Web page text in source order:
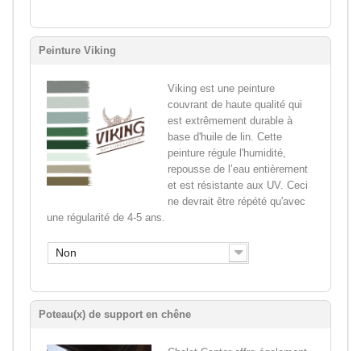
Peinture Viking
Viking est une peinture
couvrant de haute qualité qui
est extrêmement durable à
base d'huile de lin. Cette
peinture régule l'humidité,
repousse de l’eau entièrement
et est résistante aux UV. Ceci
ne devrait être répété qu'avec
une régularité de 4-5 ans.
Non
Poteau(x) de support en chêne